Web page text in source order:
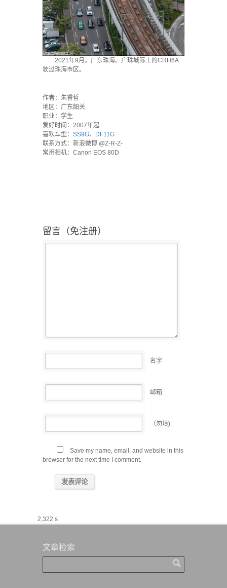
2021年9月。广东珠海。广珠城际上的CRH6A
驶过珠海市区。
作者：朱睿哲
地区：广东韶关
职业：学生
爱好时间：2007年起
喜欢车型： SS9G、
DF11G
联系方式：新浪微博 @Z-R-Z-
常用相机：Canon EOS 80D
留言（免注册）
名字
邮箱
（勿填)
Save my name, email, and website in this
browser for the next time I comment.
2,322 s
文章检索